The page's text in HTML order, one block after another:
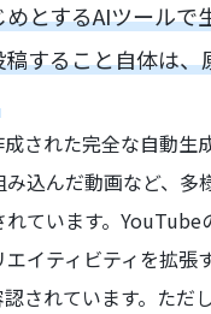
とするAIツールで
すること自体は、
された完全な自動生
込んだ動画など、多
ています。YouTube
イティビティを拡張
されています。ただ